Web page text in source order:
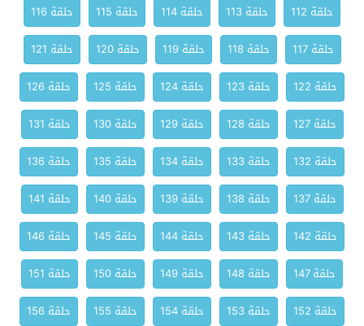
حلقة 112
حلقة 113 حلقة 114 حلقة 115
حلقة 116
حلقة 117
حلقة 118 حلقة 119 حلقة 120
حلقة 121
حلقة 122
حلقة 123 حلقة 124 حلقة 125
حلقة 126
حلقة 127
حلقة 128 حلقة 129 حلقة 130
حلقة 131
حلقة 132
حلقة 133 حلقة 134 حلقة 135
حلقة 136
حلقة 137
حلقة 138 حلقة 139 حلقة 140
حلقة 141
حلقة 142
حلقة 143 حلقة 144 حلقة 145
حلقة 146
حلقة 147
حلقة 148 حلقة 149 حلقة 150
حلقة 151
حلقة 152
حلقة 153 حلقة 154 حلقة 155 حلقة 156